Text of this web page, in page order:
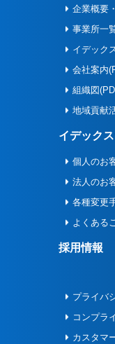
企業概要
事業所一
イデック
会社案内
組織図
地域貢献
イデック
個人のお
法人のお
各種変更
よくある
採用情報
プライバ
コンプラ
カスタマ